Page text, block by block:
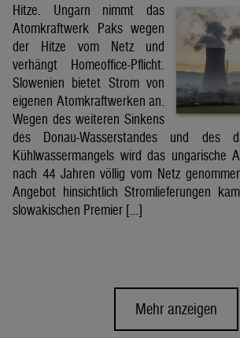
Hitze. Ungarn nimmt das
Atomkraftwerk Paks wegen
der Hitze vom Netz und
verhängt Homeoffice-Pflicht.
Slowenien bietet Strom von
eigenen Atomkraftwerken an.
Wegen des weiteren Sinkens
des Donau-Wasserstandes und des
Kühlwassermangels wird das ungarische
nach 44 Jahren völlig vom Netz
Angebot hinsichtlich Stromlieferungen
slowakischen Premier […]
Mehr anzeigen